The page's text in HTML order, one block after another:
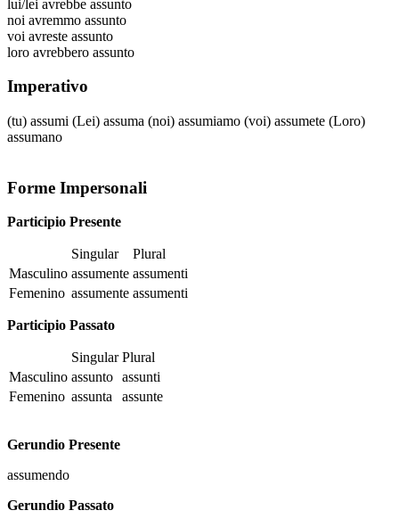
lui/lei avrebbe assunto
noi avremmo assunto
voi avreste assunto
loro avrebbero assunto
Imperativo
(tu) assumi (Lei) assuma (noi) assumiamo (voi) assumete (Loro)
assumano
Forme Impersonali
Participio Presente
Singular
Plural
Masculino assumente assumenti
Femenino assumente assumenti
Participio Passato
Singular Plural
Masculino assunto assunti
Femenino assunta assunte
Gerundio Presente
assumendo
Gerundio Passato